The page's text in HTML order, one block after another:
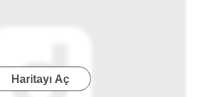
Haritayı Aç